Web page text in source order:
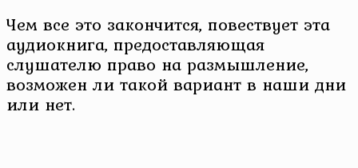
Чем все это закончится, повествует эта
аудиокнига, предоставляющая
слушателю право на размышление,
возможен ли такой вариант в наши дни
или нет.